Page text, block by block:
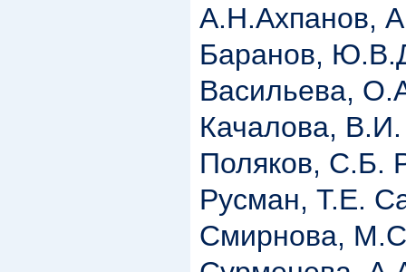
А.Н.Ахпанов,
Баранов,
Васильева,
Качалова,
Поляков, С.Б.
Русман, Т.Е.
Смирнова,